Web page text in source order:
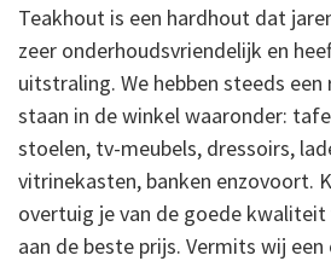
Teakhout is een hardhout dat
zeer onderhoudsvriendelijk en
uitstraling. We hebben steeds
staan in de winkel waaronder:
stoelen, tv-meubels, dressoirs,
vitrinekasten, banken enzovoort.
overtuig je van de goede kwaliteit
aan de beste prijs. Vermits wij